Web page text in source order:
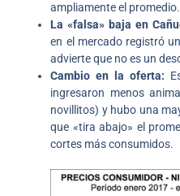
ampliamente el promedio.
La «falsa» baja en
en el mercado registró
advierte que no es un
Cambio en la oferta:
ingresaron menos
novillitos) y hubo una
que «tira abajo» el
cortes más consumidos.